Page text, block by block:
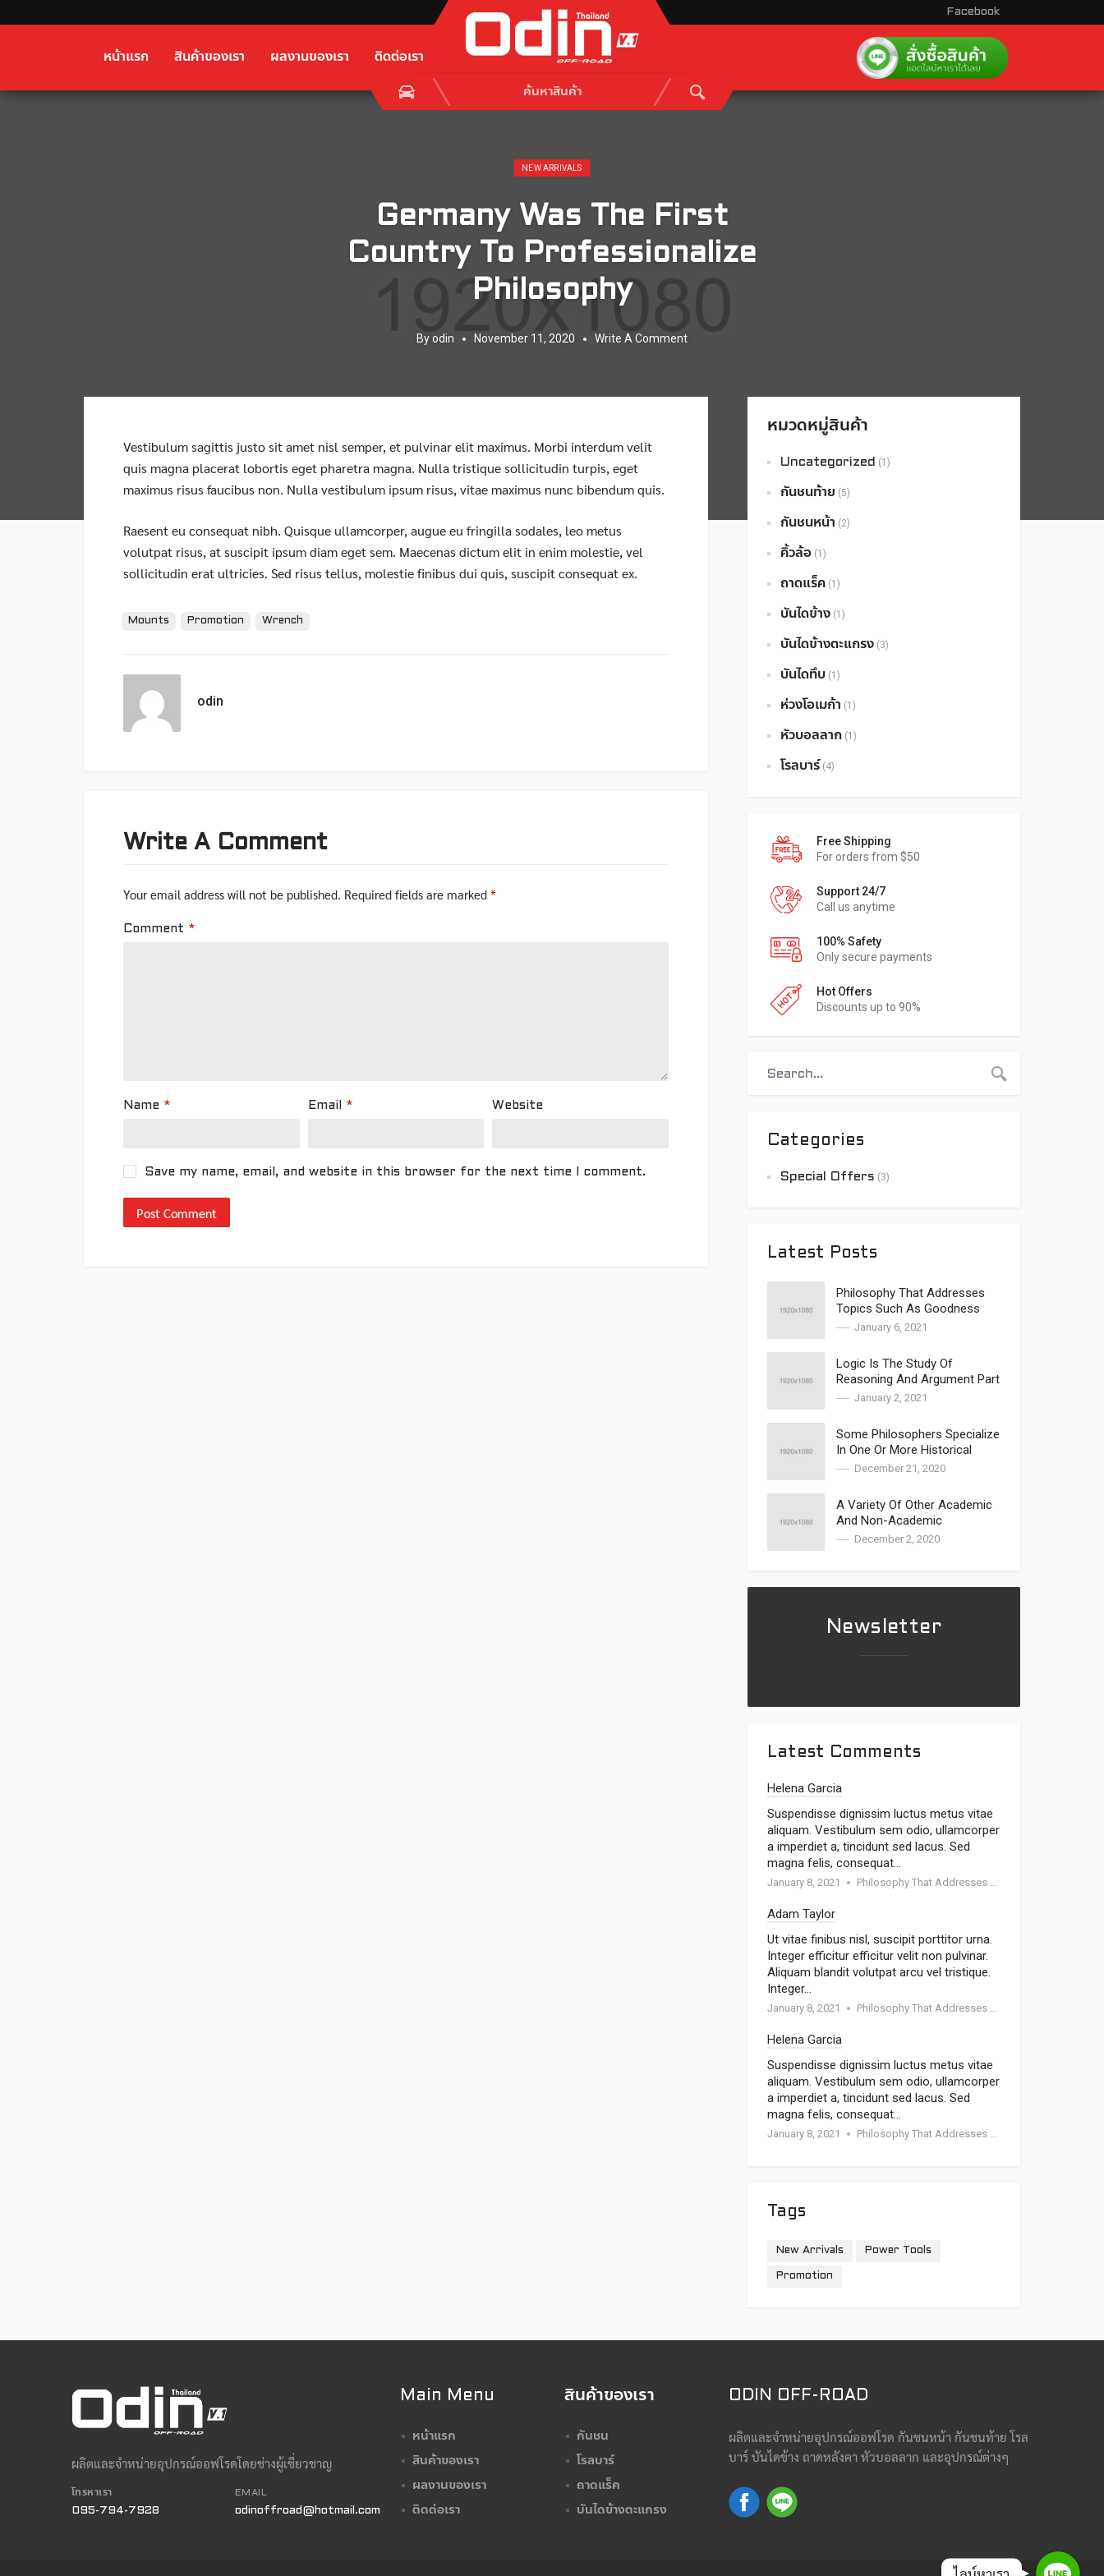
Facebook
หน้าแรก สินค้าของเรา ผลงานของเรา ติดต่อเรา
Posted in:
NEW ARRIVALS
Germany Was The First
Country To Professionalize
Philosophy
Byodin November 11, 2020 Write A Comment
Vestibulum sagittis justo sit amet nisl semper, et pulvinar elit maximus. Morbi interdum velit
quis magna placerat lobortis eget pharetra magna. Nulla tristique sollicitudin turpis, eget
maximus risus faucibus non. Nulla vestibulum ipsum risus, vitae maximus nunc bibendum quis.
Raesent eu consequat nibh. Quisque ullamcorper, augue eu fringilla sodales, leo metus
volutpat risus, at suscipit ipsum diam eget sem. Maecenas dictum elit in enim molestie, vel
sollicitudin erat ultricies. Sed risus tellus, molestie finibus dui quis, suscipit consequat ex.
Tags:
Mounts Promotion Wrench
odin
Write A Comment
Your email address will not be published. Required fields are marked *
Comment *
Name * Email * Website
Save my name, email, and website in this browser for the next time I comment.
หมวดหมู่สินค้า
Uncategorized (1)
กันชนท้าย (5)
กันชนหน้า (2)
คิ้วล้อ (1)
ถาดแร็ค (1)
บันไดข้าง (1)
บันไดข้างตะแกรง (3)
บันไดทึบ (1)
ห่วงโอเมก้า (1)
หัวบอลลาก (1)
โรลบาร์ (4)
Free Shipping
For orders from $50
Support 24/7
Call us anytime
100% Safety
Only secure payments
Hot Offers
Discounts up to 90%
Categories
Special Offers (3)
Latest Posts
Philosophy That Addresses
Topics Such As Goodness
January 6, 2021
Logic Is The Study Of
Reasoning And Argument Part
2
January 2, 2021
Some Philosophers Specialize
In One Or More Historical
PeriodsDecember 21, 2020
A Variety Of Other Academic
And Non-Academic
Approaches Have Been
December 2, 2020
Newsletter
Latest Comments
Helena Garcia
Suspendisse dignissim luctus metus vitae
aliquam. Vestibulum sem odio, ullamcorper
a imperdiet a, tincidunt sed lacus. Sed
magna felis, consequat…
January 8, 2021 Philosophy That Addresses Topics Such As Goodness
Adam Taylor
Ut vitae finibus nisl, suscipit porttitor urna.
Integer efficitur efficitur velit non pulvinar.
Aliquam blandit volutpat arcu vel tristique.
Integer…
January 8, 2021 Philosophy That Addresses Topics Such As Goodness
Helena Garcia
Suspendisse dignissim luctus metus vitae
aliquam. Vestibulum sem odio, ullamcorper
a imperdiet a, tincidunt sed lacus. Sed
magna felis, consequat…
January 8, 2021 Philosophy That Addresses Topics Such As Goodness
Tags
New Arrivals Power Tools
Promotion
ผลิตและจำหน่ายอุปกรณ์ออฟโรดโดยช่างผู้เชี่ยวชาญ
โทรหาเรา
095-794-7928
EMAIL
odinoffroad@hotmail.com
Main Menu
หน้าแรก
สินค้าของเรา
ผลงานของเรา
ติดต่อเรา
สินค้าของเรา
กันชน
โรลบาร์
ถาดแร็ค
บันไดข้างตะแกรง
ODIN OFF-ROAD
ผลิตและจำหน่ายอุปกรณ์ออฟโรด กันชนหน้า กันชนท้าย โรล
บาร์ บันไดข้าง ถาดหลังคา หัวบอลลาก และอุปกรณ์ต่างๆ